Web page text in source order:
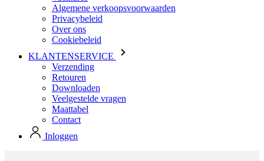
KLANTENSERVICE
Verzending
Retouren
Downloaden
Veelgestelde vragen
Maattabel
Contact
Inloggen